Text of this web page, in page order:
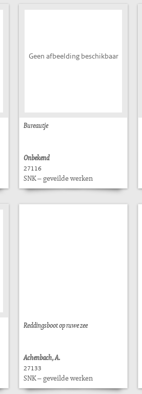
Geen afbeelding beschikbaar
Bureautje
Onbekend
27116
SNK – geveilde werken
Reddingsboot op ruwe zee
Achenbach, A.
27133
SNK – geveilde werken